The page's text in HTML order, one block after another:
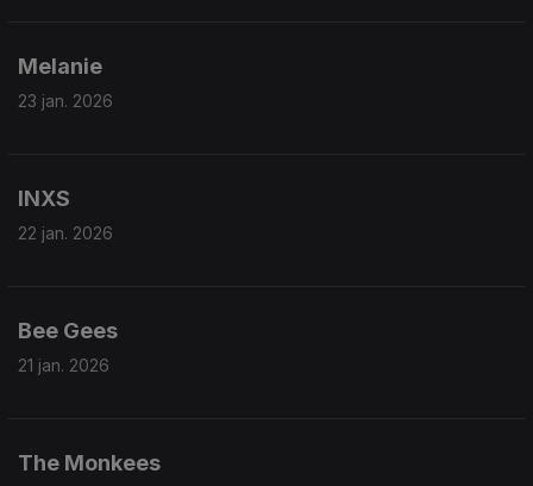
Melanie
23 jan. 2026
INXS
22 jan. 2026
Bee Gees
21 jan. 2026
The Monkees